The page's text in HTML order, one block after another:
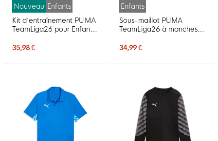
Nouveau Enfants
Kit d'entraînement PUMA
TeamLiga26 pour Enfants,
35,98 €
Enfants
Sous-maillot PUMA
TeamLiga26 à manches
bleu
34,99 €